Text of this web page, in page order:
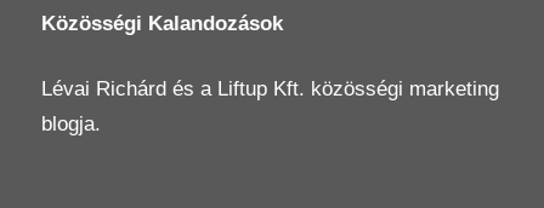
Közösségi Kalandozások
Lévai Richárd és a Liftup Kft. közösségi marketing
blogja.